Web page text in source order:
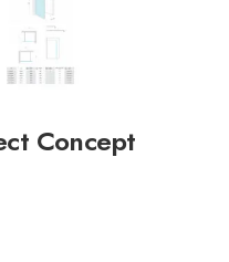
​Concept